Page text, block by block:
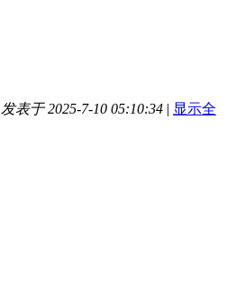
发表于 2025-7-10 05:10:34 | 显示全